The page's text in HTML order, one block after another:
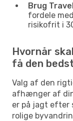
Brug
fordele
risikofrit i
Hvornår
få den
Valg af den
afhænger af
er på jagt efter
rolige